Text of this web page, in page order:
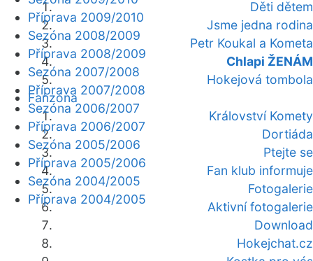
Děti dětem
Jsme jedna rodina
Petr Koukal a Kometa
Chlapi ŽENÁM
Hokejová tombola
Fanzóna
Království Komety
Dortiáda
Ptejte se
Fan klub informuje
Fotogalerie
Aktivní fotogalerie
Download
Hokejchat.cz
Příprava 2009/2010
Sezóna 2008/2009
Příprava 2008/2009
Sezóna 2007/2008
Příprava 2007/2008
Sezóna 2006/2007
Příprava 2006/2007
Sezóna 2005/2006
Příprava 2005/2006
Sezóna 2004/2005
Příprava 2004/2005